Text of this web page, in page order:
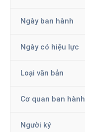
Ngày ban hành
Ngày có hiệu lực
Loại văn bản
Cơ quan ban hành
Người ký